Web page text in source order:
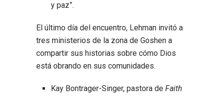
y paz”.
El último día del encuentro, Lehman invitó a
tres ministerios de la zona de Goshen a
compartir sus historias sobre cómo Dios
está obrando en sus comunidades.
Kay Bontrager-Singer, pastora de Faith